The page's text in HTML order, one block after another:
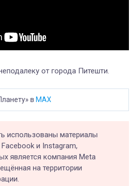
от города Питешти.
в MAX
использованы материалы
и Instagram,
является компания Meta
на территории